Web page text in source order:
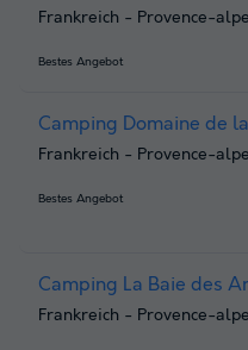
Frankreich - Provence-
Bestes Angebot
Camping Domaine de
Frankreich - Provence-
Bestes Angebot
Camping La Baie des
Frankreich - Provence-